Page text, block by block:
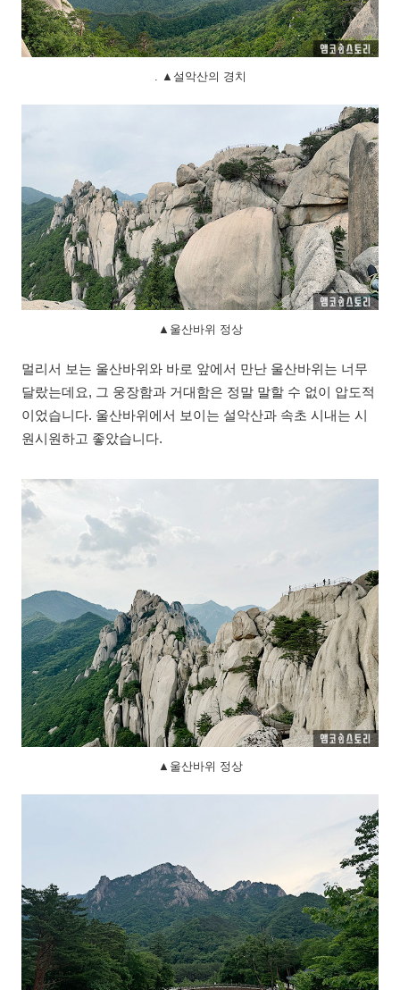
. ▲설악산의 경치
▲울산바위 정상
멀리서 보는 울산바위와 바로 앞에서 만난 울산바위는 너무
달랐는데요, 그 웅장함과 거대함은 정말 말할 수 없이 압도적
이었습니다. 울산바위에서 보이는 설악산과 속초 시내는 시
원시원하고 좋았습니다.
▲울산바위 정상